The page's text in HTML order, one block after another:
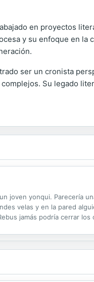
en proyectos
y su enfoque en la
ser un cronista
Su legado
joven yonqui. Parecería
velas y en la pared
jamás podría cerrar los